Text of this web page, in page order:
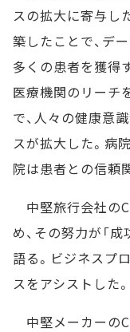
スの拡大に寄与し
築したことで、デ
多くの患者を獲得
医療機関のリーチ
で、人々の健康意
スが拡大した。病
院は患者との信頼
中堅旅行会社の
め、その努力が「
語る。ビジネスプ
スをアシストした。
中堅メーカーの